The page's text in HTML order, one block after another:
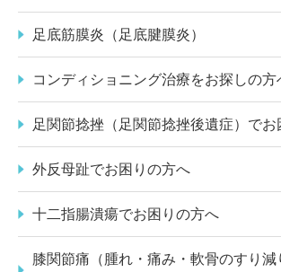
足底筋膜炎（足底腱膜炎）
コンディショニング治療をお探しの方
足関節捻挫（足関節捻挫後遺症）でお
外反母趾でお困りの方へ
十二指腸潰瘍でお困りの方へ
膝関節痛（腫れ・痛み・軟骨のすり